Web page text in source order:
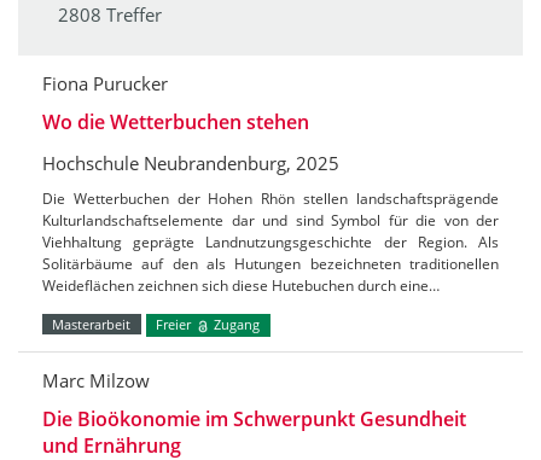
2808 Treffer
Fiona Purucker
Wo die Wetterbuchen stehen
Hochschule Neubrandenburg, 2025
Die Wetterbuchen der Hohen Rhön stellen landschaftsprägende
Kulturlandschaftselemente dar und sind Symbol für die von der
Viehhaltung geprägte Landnutzungsgeschichte der Region. Als
Solitärbäume auf den als Hutungen bezeichneten traditionellen
Weideflächen zeichnen sich diese Hutebuchen durch eine…
Masterarbeit Freier Zugang
Marc Milzow
Die Bioökonomie im Schwerpunkt Gesundheit
und Ernährung